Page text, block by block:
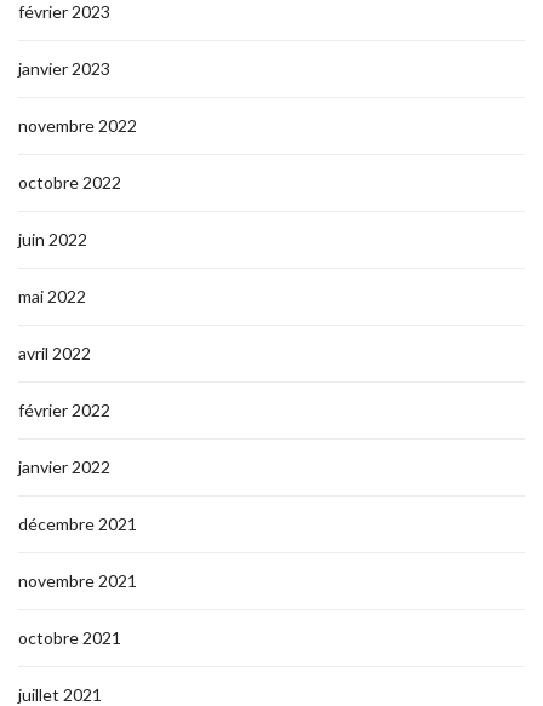
février 2023
janvier 2023
novembre 2022
octobre 2022
juin 2022
mai 2022
avril 2022
février 2022
janvier 2022
décembre 2021
novembre 2021
octobre 2021
juillet 2021